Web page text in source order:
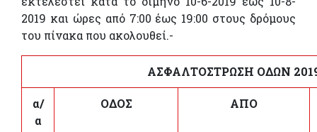
2019 και ώρες από 7:00 έως 19:00 στους δρόμους
του πίνακα που ακολουθεί.-
ΑΣΦΑΛΤΟΣΤΡΩΣΗ ΟΔΩΝ
α/
α
ΟΔΟΣ ΑΠO